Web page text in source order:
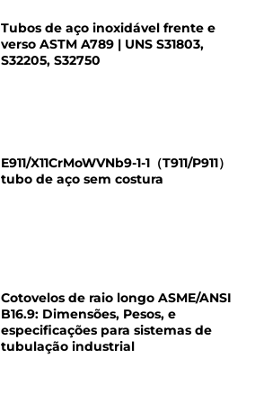
Tubos de aço inoxidável frente e
verso ASTM A789 | UNS S31803,
S32205, S32750
E911/X11CrMoWVNb9-1-1（T911/P911）
tubo de aço sem costura
Cotovelos de raio longo ASME/ANSI
B16.9: Dimensões, Pesos, e
especificações para sistemas de
tubulação industrial